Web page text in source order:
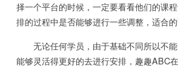
择一个平台的时候，一定要看看他们的课
排的过程中是否能够进行一些调整，适合的
无论任何学员，由于基础不同所以不能
能够灵活得更好的去进行安排，趣趣ABC